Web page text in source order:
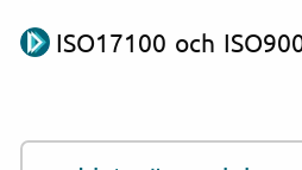
ISO17100 och